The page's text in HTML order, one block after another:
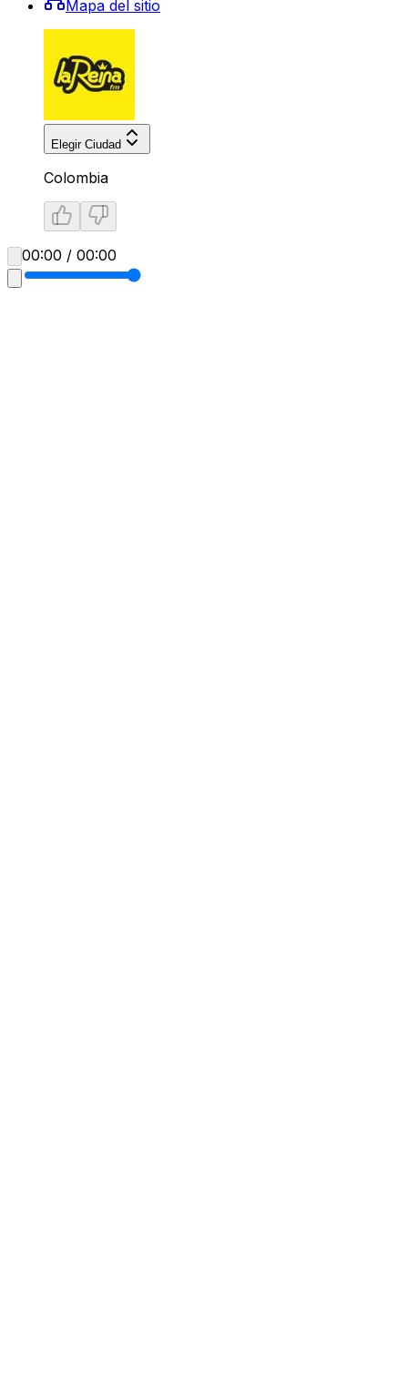
Mapa del sitio
Elegir Ciudad
Colombia
00:00 / 00:00